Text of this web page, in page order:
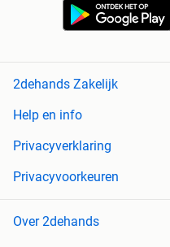
2dehands Zakelijk
Help en info
Privacyverklaring
Privacyvoorkeuren
Over 2dehands